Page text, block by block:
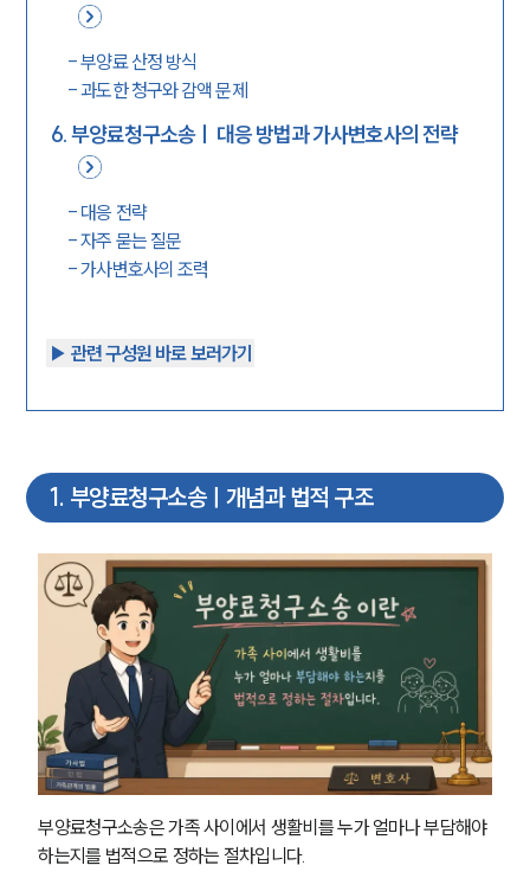
-부양료 산정 방식
-과도한 청구와 감액 문제
6.부양료청구소송ㅣ 대응 방법과 가사변호사의 전략
- 대응 전략
-자주 묻는 질문
-가사변호사의 조력
▶︎ 관련 구성원 바로 보러가기
1. 부양료청구소송ㅣ개념과 법적 구조
부양료청구소송은 가족 사이에서 생활비를 누가 얼마나 부담해야
하는지를 법적으로 정하는 절차입니다.